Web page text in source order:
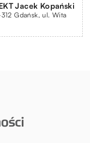
Jacek Kopański
Gdańsk, ul. Wita